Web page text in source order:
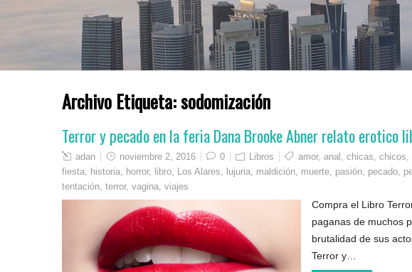
Archivo Etiqueta:sodomización
Terror y pecado en la feria Dana Brooke Abner relato erotico
adan noviembre 2, 2016 0 Libros amor, anal , chicas, chicos,
fiesta, historia, horror, libro, Los Alares, lujuria, maldición, muerte, pasión, pecado,
tentación, terror, vagina, viajes
Compra el Libro
paganas de muchos
brutalidad de sus
Terror y…